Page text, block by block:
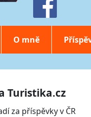
O mně
Turistika.cz
za příspěvky v ČR